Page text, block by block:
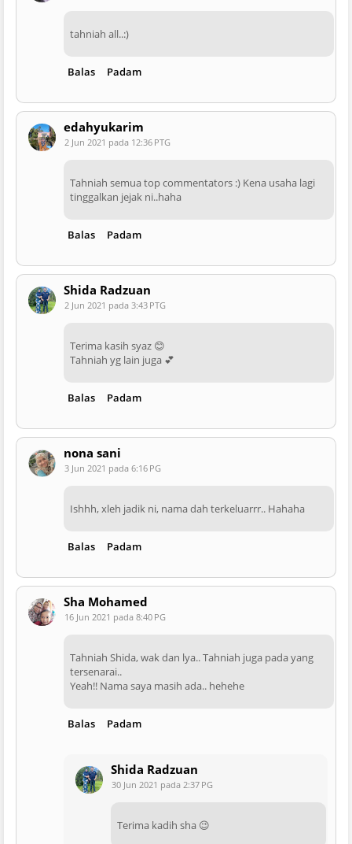
tahniah all..:)
Balas Padam
edahyukarim
2 Jun 2021 pada 12:36 PTG
Tahniah semua top commentators :) Kena usaha lagi
tinggalkan jejak ni..haha
Balas Padam
Shida Radzuan
2 Jun 2021 pada 3:43 PTG
Terima kasih syaz 😊
Tahniah yg lain juga 💕
Balas Padam
nona sani
3 Jun 2021 pada 6:16 PG
Ishhh, xleh jadik ni, nama dah terkeluarrr.. Hahaha
Balas Padam
Sha Mohamed
16 Jun 2021 pada 8:40 PG
Tahniah Shida, wak dan lya.. Tahniah juga pada yang
tersenarai..
Yeah!! Nama saya masih ada.. hehehe
Balas Padam
Shida Radzuan
30 Jun 2021 pada 2:37 PG
Terima kadih sha 😉